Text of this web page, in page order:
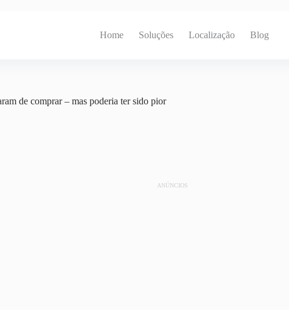
Home Soluções Localização Blog
de comprar – mas poderia ter sido pior
ANÚNCIOS